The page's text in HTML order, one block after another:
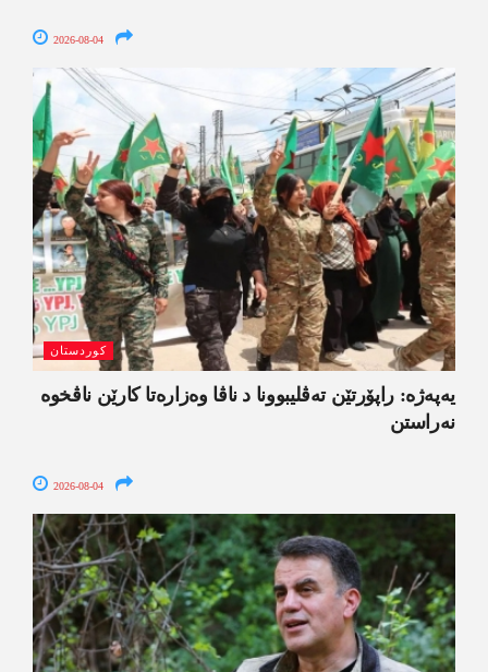
2026-08-04
کوردستان
یەپەژە: راپۆرتێن تەڤلیبوونا د ناڤا وەزارەتا کارێن ناڤخوە
نەراستن
2026-08-04